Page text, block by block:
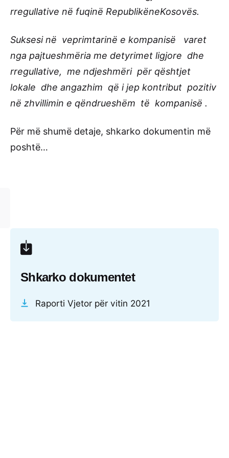
rregullative në fuqinë RepublikëneKosovës.
Suksesi në veprimtarinë e kompanisë varet
nga pajtueshmëria me detyrimet ligjore dhe
rregullative, me ndjeshmëri për qështjet
lokale dhe angazhim që i jep kontribut pozitiv
në zhvillimin e qëndrueshëm të kompanisë .
Për më shumë detaje, shkarko dokumentin më
poshtë…
Shkarko dokumentet
Raporti Vjetor për vitin 2021